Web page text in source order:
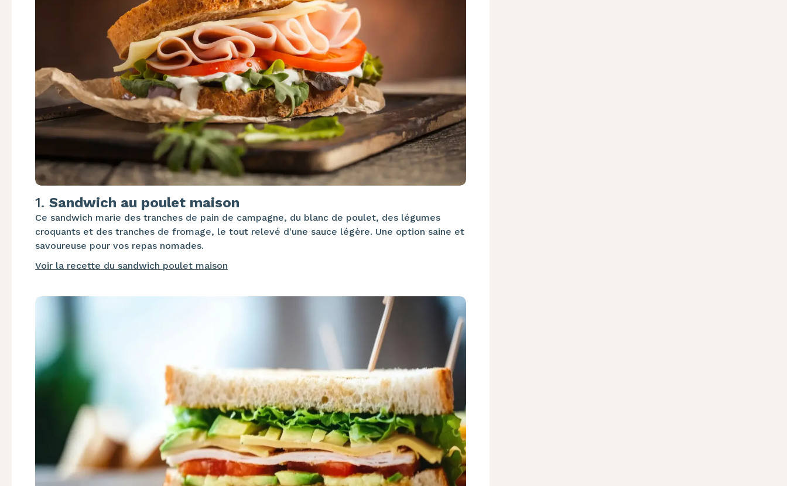
1. Sandwich au poulet maison
Ce sandwich marie des tranches de pain de campagne, du blanc de poulet, des légumes
croquants et des tranches de fromage, le tout relevé d'une sauce légère. Une option saine et
savoureuse pour vos repas nomades.​
Voir la recette du sandwich poulet maison